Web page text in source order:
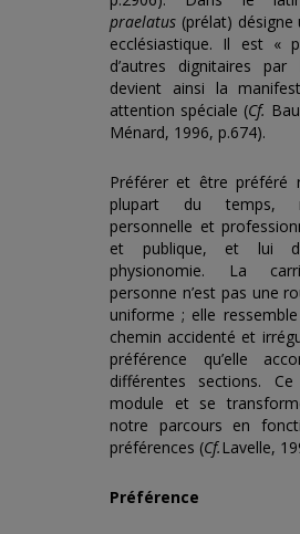
praelatus (prélat) désigne
ecclésiastique. Il est «
d’autres dignitaires
devient ainsi la
attention spéciale (Cf.
Ménard, 1996, p.674).
Préférer et être préféré
plupart du temps,
personnelle et
et publique, et lui
physionomie. La
personne n’est pas une
uniforme ; elle
chemin accidenté et
préférence qu’elle
différentes sections.
module et se
notre parcours en
préférences (Cf. Lavelle,
Préférence